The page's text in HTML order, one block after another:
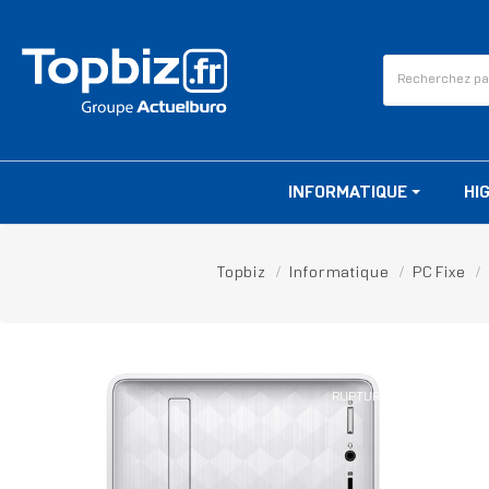
INFORMATIQUE
Topbiz Informatique PC Fixe
RUPTURE DE STOCK